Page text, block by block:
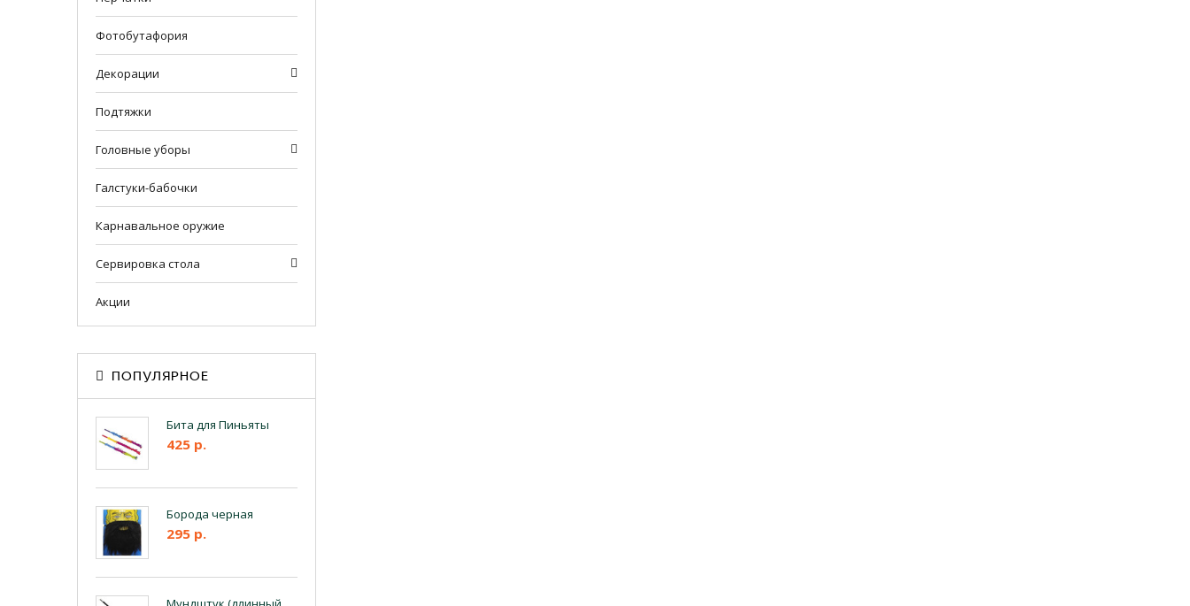
Фотобутафория
Декорации
Подтяжки
Головные уборы
Галстуки-бабочки
Карнавальное оружие
Сервировка стола
Акции
ПОПУЛЯРНОЕ
Бита для Пиньяты
425 р.
Борода черная
295 р.